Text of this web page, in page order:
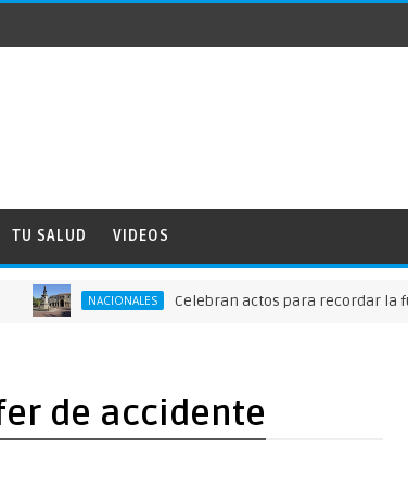
TU SALUD VIDEOS
NACIONALES Celebran actos para recordar la fundación
de accidente